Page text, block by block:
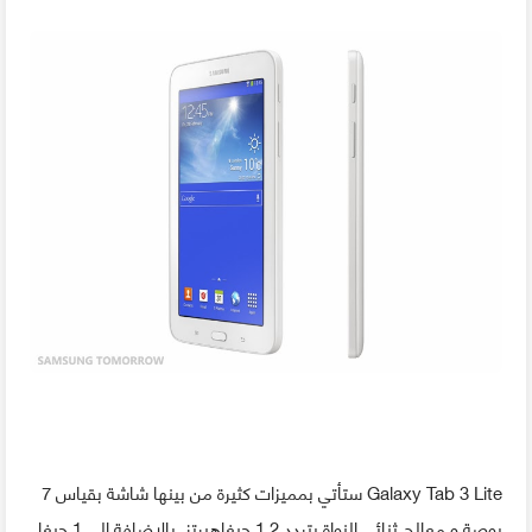
Galaxy Tab 3 Lite ستأتي بمميزات كثيرة من بينها شاشة بقياس 7